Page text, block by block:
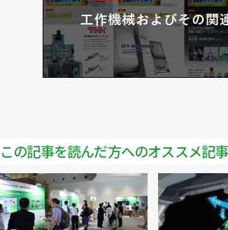
>>「Robonityシリーズ」にロッドタイプを
>>中国拠点を拡充し、ロボティクス事業強
>>2021年から協働ロボの提供開始、シェア
マハ発動機「YK400XE」
>>[注目製品PickUp!vol.20]価格そのまま、
この記事を読んだ方へのオススメ記事